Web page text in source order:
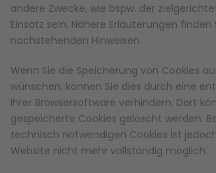
andere Zwecke, wie bspw. der
Einsatz sein. Nähere Erläuterungen finden
nachstehenden Hinweisen.
Wenn Sie die Speicherung von Cookies
wünschen, können Sie dies durch eine
Ihrer Browsersoftware verhindern. Dort
gespeicherte Cookies gelöscht werden.
technisch notwendigen Cookies ist
Website nicht mehr vollständig möglich.